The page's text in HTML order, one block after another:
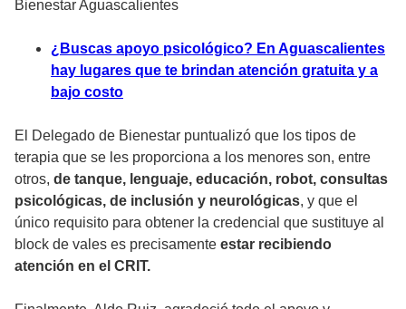
Bienestar Aguascalientes
¿Buscas apoyo psicológico? En Aguascalientes
hay lugares que te brindan atención gratuita y a
bajo costo
El Delegado de Bienestar puntualizó que los tipos de
terapia que se les proporciona a los menores son, entre
otros, de tanque, lenguaje, educación, robot, consultas
psicológicas, de inclusión y neurológicas, y que el
único requisito para obtener la credencial que sustituye al
block de vales es precisamente estar recibiendo
atención en el CRIT.